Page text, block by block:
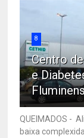
8
Centro
e
QUEIMADOS -
baixa